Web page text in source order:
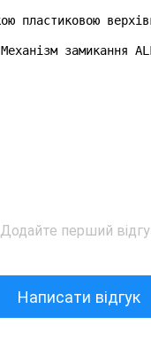
пластиковою
замикання
Додайте перший
Написати відгук